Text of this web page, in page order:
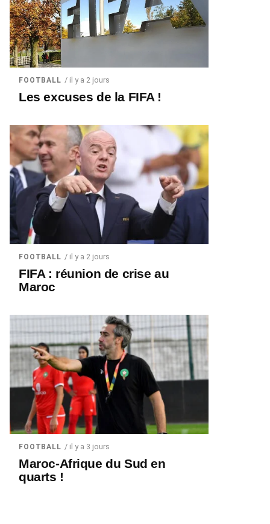
FOOTBALL / il y a 2 jours
Les excuses de la FIFA !
FOOTBALL / il y a 2 jours
FIFA : réunion de crise au
Maroc
FOOTBALL / il y a 3 jours
Maroc-Afrique du Sud en
quarts !